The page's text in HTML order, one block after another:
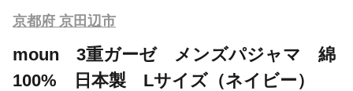
京都府 京田辺市
moun 3重ガーゼ メンズパジャマ 綿
100% 日本製 Lサイズ（ネイビー）